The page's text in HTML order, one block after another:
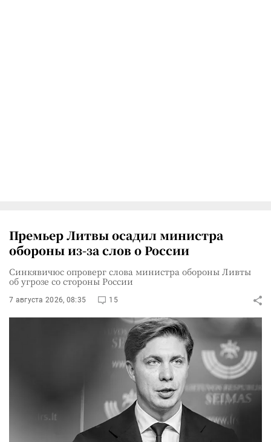
Премьер Литвы осадил министра
обороны из-за слов о России
Синкявичюс опроверг слова министра обороны Ливты
об угрозе со стороны России
7 августа 2026, 08:35 15